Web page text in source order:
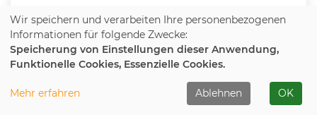
Ort:Lemgo, Vereinssportzentrum,
Fitnessraum
58,80 €(erm. 34,80 €)
Wir speichern und verarbeiten Ihre personenbezogenen
Informationen für folgende Zwecke:
Speicherung von Einstellungen dieser Anwendung,
Funktionelle Cookies, Essenzielle Cookies.
Mehr erfahren Ablehnen OK